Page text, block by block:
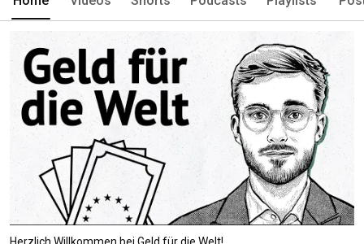
Herzlich Willkommen bei Geld für die Welt!